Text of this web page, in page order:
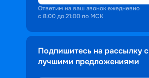
Ответим на ваш звонок ежедневно
с 8:00 до 21:00 по МСК
Подпишитесь на рассылку с
лучшими предложениями